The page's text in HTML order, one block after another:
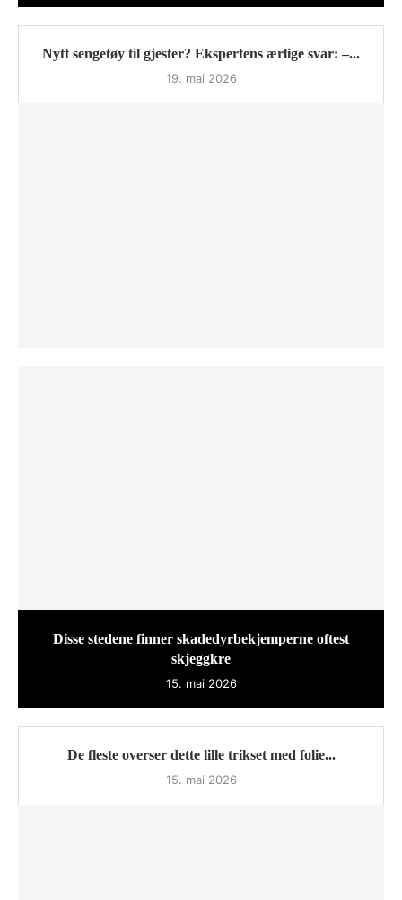
Nytt sengetøy til gjester? Ekspertens ærlige svar: –...
19. mai 2026
Disse stedene finner skadedyrbekjemperne oftest
skjeggkre
15. mai 2026
De fleste overser dette lille trikset med folie...
15. mai 2026